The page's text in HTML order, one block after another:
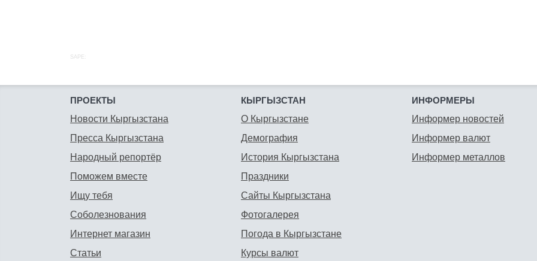
SAPE:
ПРОЕКТЫ
Новости Кыргызстана
Пресса Кыргызстана
Народный репортёр
Поможем вместе
Ищу тебя
Соболезнования
Интернет магазин
Статьи
КЫРГЫЗСТАН
О Кыргызстане
Демография
История Кыргызстана
Праздники
Сайты Кыргызстана
Фотогалерея
Погода в Кыргызстане
Курсы валют
ИНФОРМЕРЫ
Информер новостей
Информер валют
Информер металлов